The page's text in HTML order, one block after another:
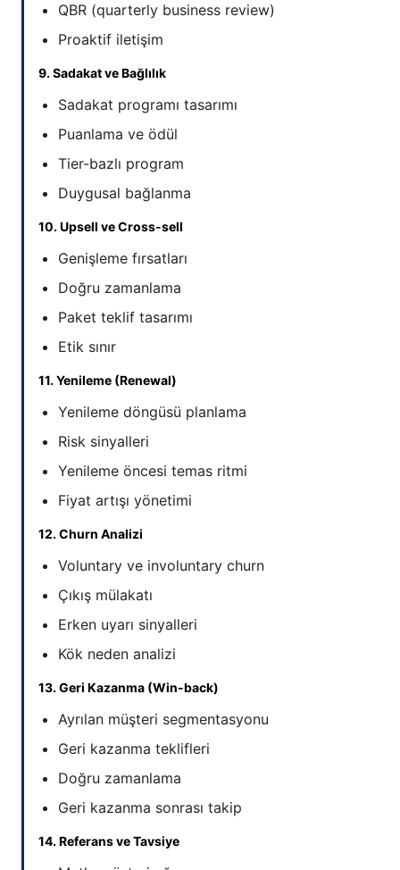
QBR (quarterly business review)
Proaktif iletişim
9. Sadakat ve Bağlılık
Sadakat programı tasarımı
Puanlama ve ödül
Tier-bazlı program
Duygusal bağlanma
10. Upsell ve Cross-sell
Genişleme fırsatları
Doğru zamanlama
Paket teklif tasarımı
Etik sınır
11. Yenileme (Renewal)
Yenileme döngüsü planlama
Risk sinyalleri
Yenileme öncesi temas ritmi
Fiyat artışı yönetimi
12. Churn Analizi
Voluntary ve involuntary churn
Çıkış mülakatı
Erken uyarı sinyalleri
Kök neden analizi
13. Geri Kazanma (Win-back)
Ayrılan müşteri segmentasyonu
Geri kazanma teklifleri
Doğru zamanlama
Geri kazanma sonrası takip
14. Referans ve Tavsiye